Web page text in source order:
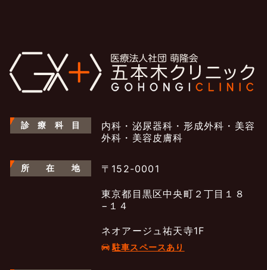
診 療 科 目
内科・泌尿器科・形成外科・美容
外科・美容皮膚科
所 在 地 〒152-0001
東京都目黒区中央町２丁目１８
−１４
ネオアージュ祐天寺1F
駐車スペースあり